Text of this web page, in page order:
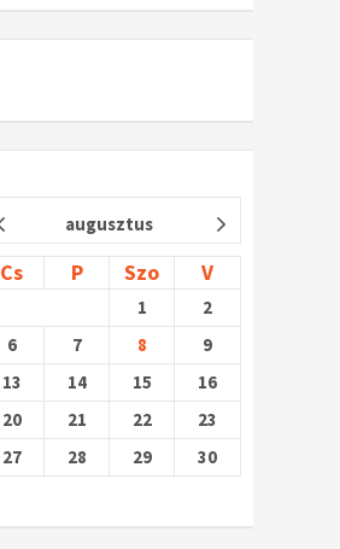
augusztus
Cs P Szo V
1
2
6 7 8
9
13 14 15
16
20 21 22
23
27 28 29
30